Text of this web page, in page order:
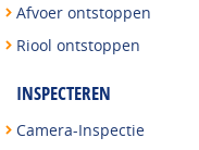
Afvoer ontstoppen
Riool ontstoppen
INSPECTEREN
Camera-Inspectie